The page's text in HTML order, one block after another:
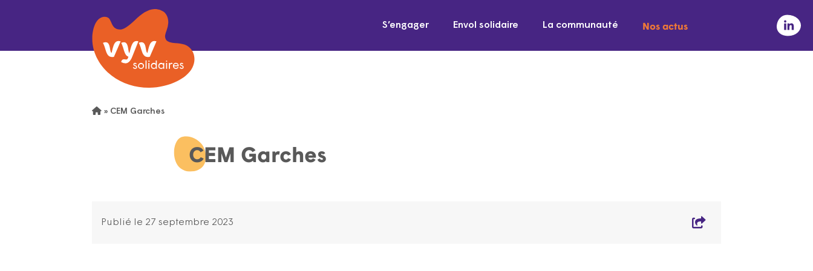
S’engager Envol solidaire La communauté Nos actus
» CEM Garches
CEM Garches
Publié le 27 septembre 2023